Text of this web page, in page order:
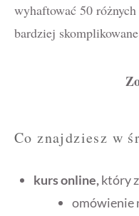
wyhaftować 50
bardziej
Co znajdziesz w
kurs online,który
omówienie